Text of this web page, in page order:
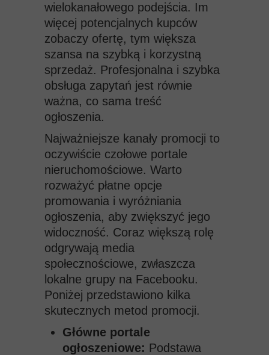
wielokanałowego podejścia. Im
więcej potencjalnych kupców
zobaczy ofertę, tym większa
szansa na szybką i korzystną
sprzedaż. Profesjonalna i szybka
obsługa zapytań jest równie
ważna, co sama treść
ogłoszenia.
Najważniejsze kanały promocji to
oczywiście czołowe portale
nieruchomościowe. Warto
rozważyć płatne opcje
promowania i wyróżniania
ogłoszenia, aby zwiększyć jego
widoczność. Coraz większą rolę
odgrywają media
społecznościowe, zwłaszcza
lokalne grupy na Facebooku.
Poniżej przedstawiono kilka
skutecznych metod promocji.
Główne portale
ogłoszeniowe: Podstawa